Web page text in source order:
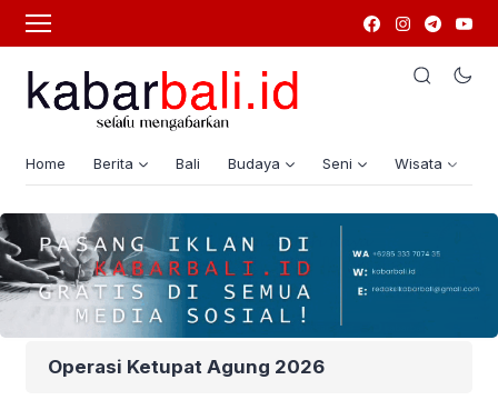
Home Berita Bali Budaya Seni Wisata
Operasi Ketupat Agung 2026